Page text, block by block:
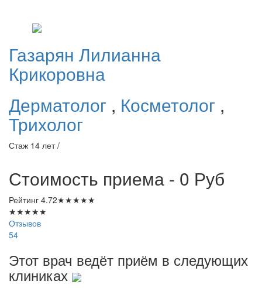
Газарян Лилианна
Крикоровна
Дерматолог , Косметолог ,
Трихолог
Стаж 14 лет /
Стоимость приема - 0 Руб
Рейтинг 4.72★★★★★
★★★★★
Отзывов
54
Этот врач ведёт приём в следующих
клиниках